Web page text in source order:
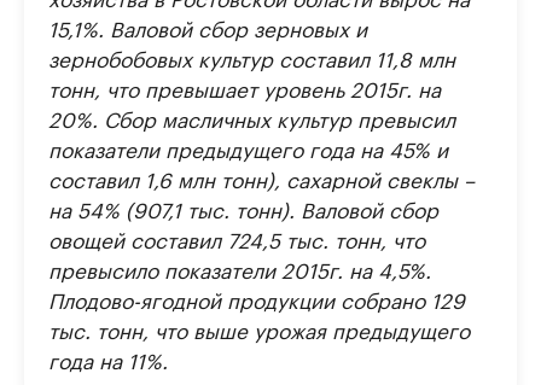
15,1%. Валовой сбор зерновых и
зернобобовых культур составил 11,8 млн
тонн, что превышает уровень 2015г. на
20%. Сбор масличных культур превысил
показатели предыдущего года на 45% и
составил 1,6 млн тонн), сахарной свеклы –
на 54% (907,1 тыс. тонн). Валовой сбор
овощей составил 724,5 тыс. тонн, что
превысило показатели 2015г. на 4,5%.
Плодово-ягодной продукции собрано 129
тыс. тонн, что выше урожая предыдущего
года на 11%.